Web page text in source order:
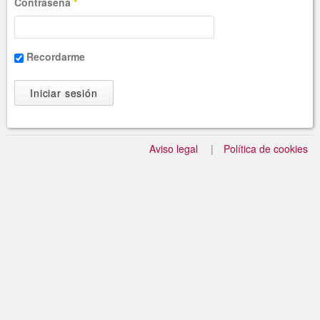
Recordarme
Aviso legal Política de cookies